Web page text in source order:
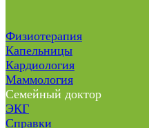
Физиотерапия
Капельницы
Кардиология
Маммология
Семейный доктор
ЭКГ
Справки